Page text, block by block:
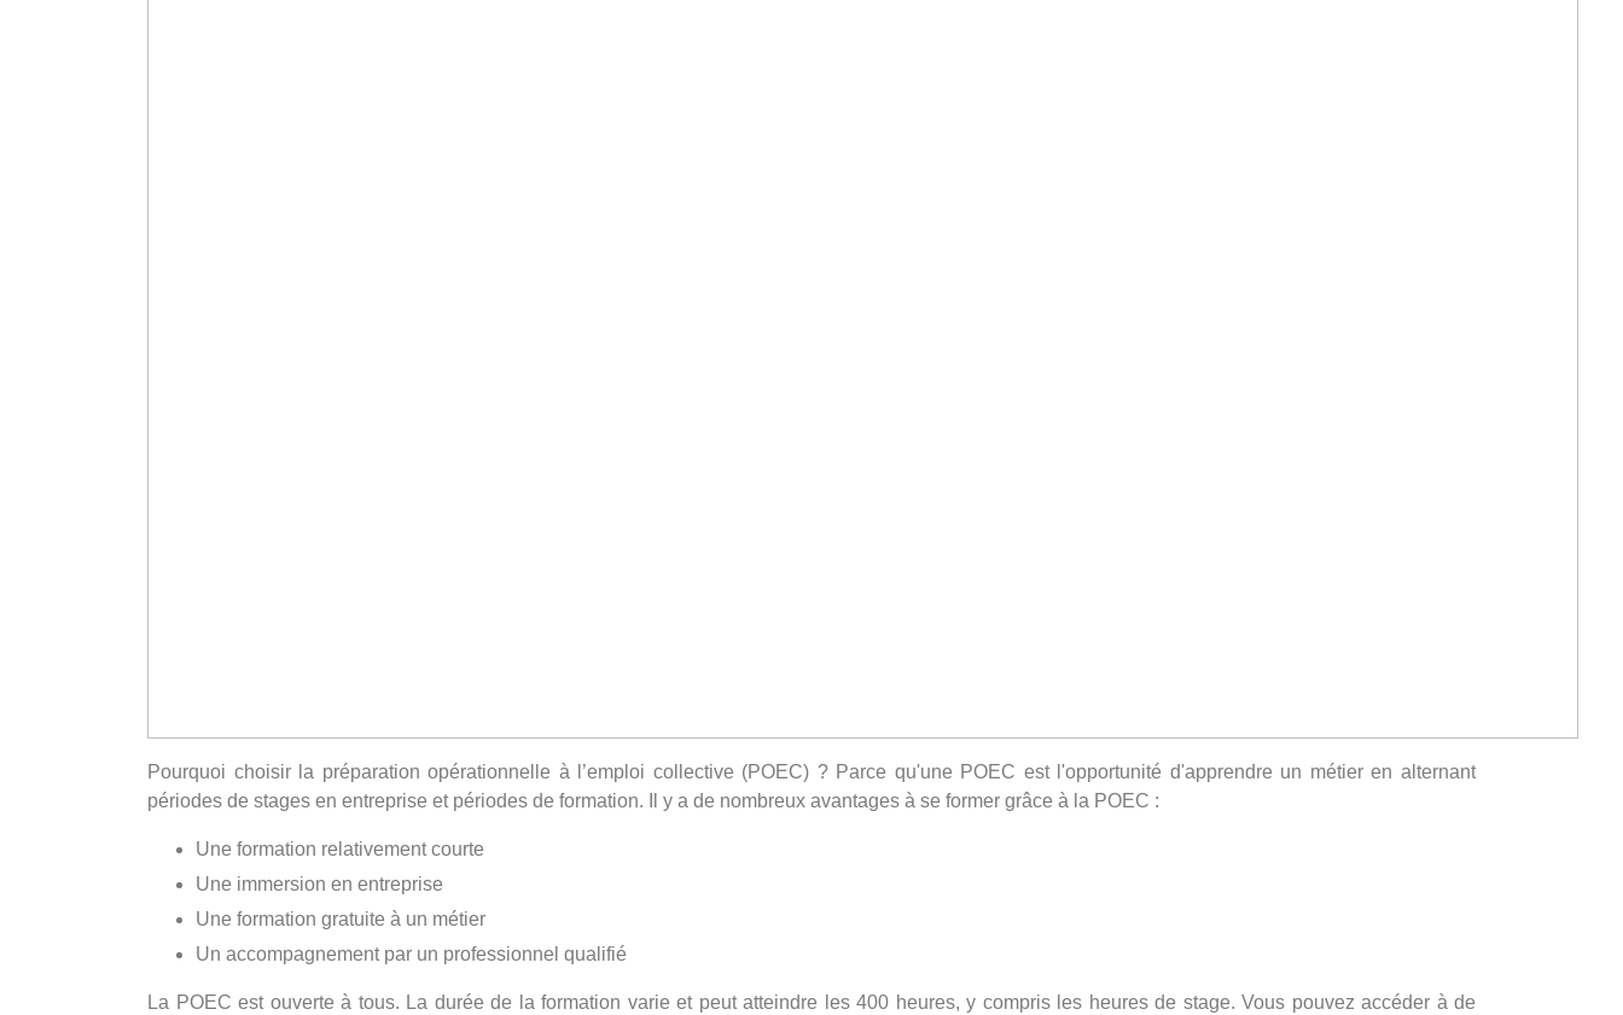
Pourquoi choisir la préparation opérationnelle à l’emploi collective (POEC) ? Parce qu'une POEC est l'opportunité d'apprendre un métier en alternant
périodes de stages en entreprise et périodes de formation. Il y a de nombreux avantages à se former grâce à la POEC :
Une formation relativement courte
Une immersion en entreprise
Une formation gratuite à un métier
Un accompagnement par un professionnel qualifié
La POEC est ouverte à tous. La durée de la formation varie et peut atteindre les 400 heures, y compris les heures de stage. Vous pouvez accéder à de